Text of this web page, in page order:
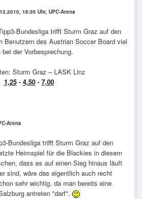
18:30 Uhr, UPC-Arena
Bundesliga trifft Sturm Graz auf den
Benutzern des Austrian Soccer Board viel
der Vorbesprechung.
Sturm Graz – LASK Linz
1,25- 4,50- 7,00
Arena
Bundesliga trifft Sturm Graz auf den
Heimspiel für die Blackies in diesem
dass es auf einen Sieg hinaus läuft
sind, wäre das eigentlich auch recht
sehr wichtig, da man bereits eine
antreten "darf".